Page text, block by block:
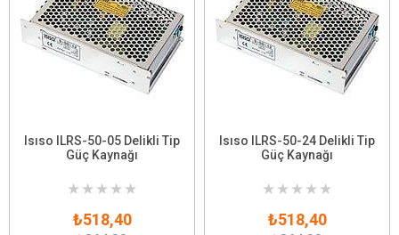
Isıso ILRS-50-05 Delikli Tip
Güç Kaynağı
★ ★ ★ ★ ★
₺518,40
Isıso ILRS-50-24 Delikli Tip
Güç Kaynağı
★ ★ ★ ★ ★
₺518,40